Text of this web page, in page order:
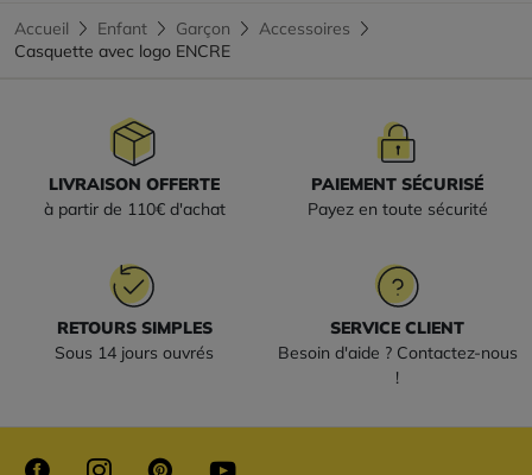
Accueil Enfant Garçon
Accessoires
Casquette avec logo ENCRE
LIVRAISON OFFERTE
à partir de 110€ d'achat
PAIEMENT SÉCURISÉ
Payez en toute sécurité
RETOURS SIMPLES
Sous 14 jours ouvrés
SERVICE CLIENT
Besoin d'aide ? Contactez-nous
!